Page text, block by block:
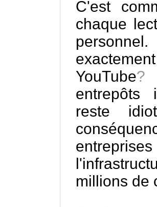
C'est
chaque
YouTube?
entrepôts
reste
millions de